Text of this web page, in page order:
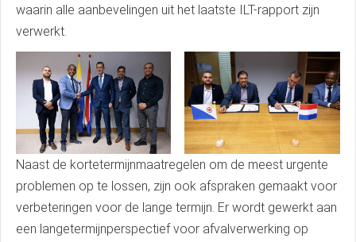
waarin alle aanbevelingen uit het laatste ILT-rapport zijn
verwerkt.
Naast de kortetermijnmaatregelen om de meest urgente
problemen op te lossen, zijn ook afspraken gemaakt voor
verbeteringen voor de lange termijn. Er wordt gewerkt aan
een langetermijnperspectief voor afvalverwerking op